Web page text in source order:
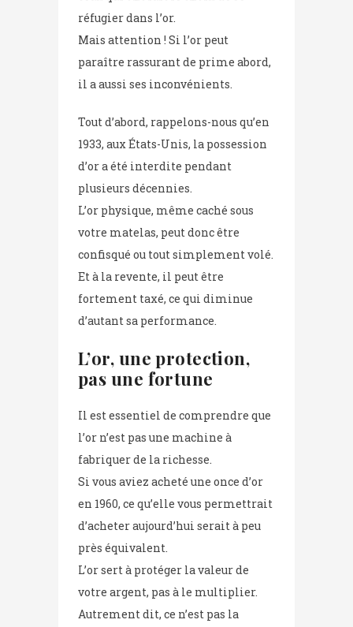
réfugier dans l’or.
Mais attention ! Si l’or peut
paraître rassurant de prime abord,
il a aussi ses inconvénients.
Tout d’abord, rappelons-nous qu’en
1933, aux États-Unis, la possession
d’or a été interdite pendant
plusieurs décennies.
L’or physique, même caché sous
votre matelas, peut donc être
confisqué ou tout simplement volé.
Et à la revente, il peut être
fortement taxé, ce qui diminue
d’autant sa performance.
L’or, une protection,
pas une fortune
Il est essentiel de comprendre que
l’or n’est pas une machine à
fabriquer de la richesse.
Si vous aviez acheté une once d’or
en 1960, ce qu’elle vous permettrait
d’acheter aujourd’hui serait à peu
près équivalent.
L’or sert à protéger la valeur de
votre argent, pas à le multiplier.
Autrement dit, ce n’est pas la